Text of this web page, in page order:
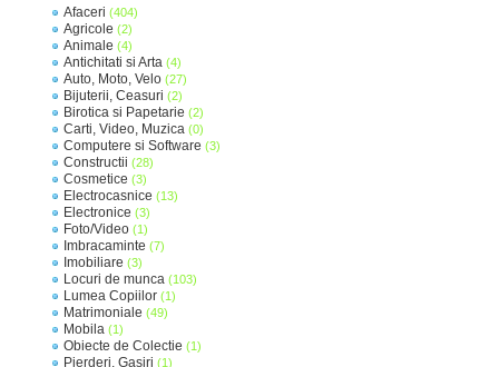
Afaceri (404)
Agricole (2)
Animale (4)
Antichitati si Arta (4)
Auto, Moto, Velo (27)
Bijuterii, Ceasuri (2)
Birotica si Papetarie (2)
Carti, Video, Muzica (0)
Computere si Software (3)
Constructii (28)
Cosmetice (3)
Electrocasnice (13)
Electronice (3)
Foto/Video (1)
Imbracaminte (7)
Imobiliare (3)
Locuri de munca (103)
Lumea Copiilor (1)
Matrimoniale (49)
Mobila (1)
Obiecte de Colectie (1)
Pierderi, Gasiri (1)